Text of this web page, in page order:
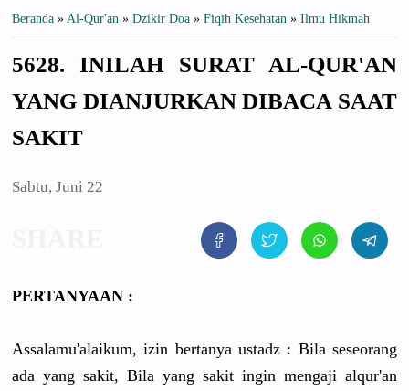
Beranda » Al-Qur'an » Dzikir Doa » Fiqih Kesehatan » Ilmu Hikmah
5628. INILAH SURAT AL-QUR'AN
YANG DIANJURKAN DIBACA SAAT
SAKIT
Sabtu, Juni 22
PERTANYAAN :
Assalamu'alaikum, izin bertanya ustadz : Bila seseorang
ada yang sakit, Bila yang sakit ingin mengaji alqur'an